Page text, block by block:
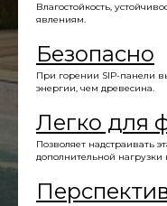
Влагостойкость,
явлениям.
Безопасно
При горении SIP-панели
энергии, чем древесина.
Легко для
Позволяет надстраивать
дополнительной нагрузки